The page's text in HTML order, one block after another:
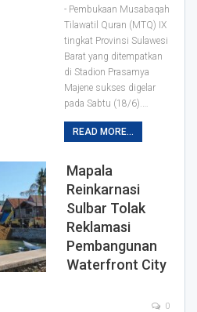
- Pembukaan Musabaqah
Tilawatil Quran (MTQ) IX
tingkat Provinsi Sulawesi
Barat yang ditempatkan
di Stadion Prasamya
Majene sukses digelar
pada Sabtu (18/6).
READ MORE...
Mapala
Reinkarnasi
Sulbar Tolak
Reklamasi
Pembangunan
Waterfront City
0